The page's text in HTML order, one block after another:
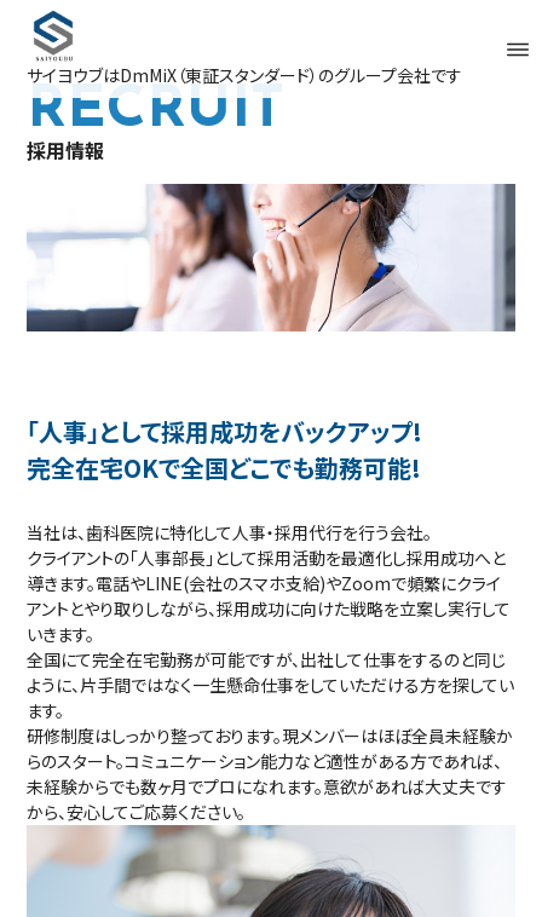
サイヨウブはDmMiX（東証スタンダード）のグループ会社です
RECRUIT
採用情報
「人事」として採用成功をバックアップ!
完全在宅OKで全国どこでも勤務可能!
当社は、⻭科医院に特化して人事‧採用代行を行う会社。
クライアントの「人事部⻑」として採用活動を最適化し採用成功へと
導きます。電話やLINE(会社のスマホ支給)やZoomで頻繁にクライ
アントとやり取りしながら、採用成功に向けた戦略を立案し実行して
いきます。
全国にて完全在宅勤務が可能ですが、出社して仕事をするのと同じ
ように、片手間ではなく一生懸命仕事をしていただける方を探してい
ます。
研修制度はしっかり整っております。現メンバーはほぼ全員未経験か
らのスタート。コミュニケーション能力など適性がある方であれば、
未経験からでも数ヶ月でプロになれます。意欲があれば大丈夫です
から、安心してご応募ください。